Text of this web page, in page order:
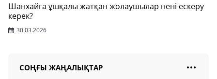
Шанхайға ұшқалы жатқан жолаушылар нені ескеру
керек?
30.03.2026
СОҢҒЫ ЖАҢАЛЫҚТАР